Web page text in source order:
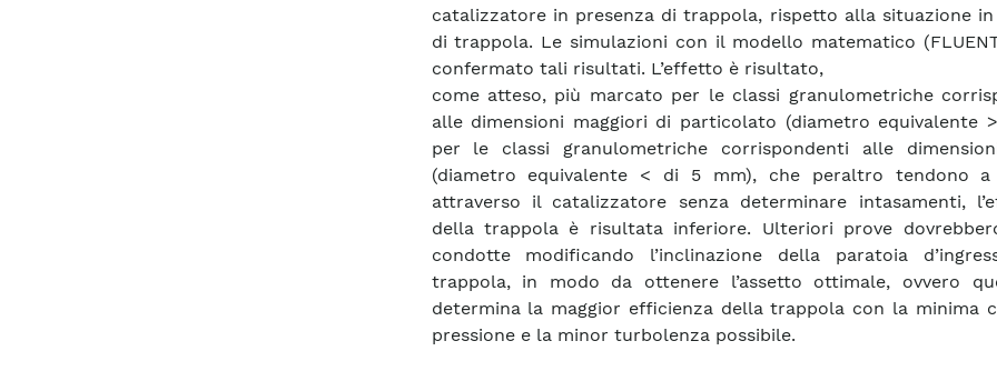
catalizzatore in presenza di trappola, rispetto alla situazione in
di trappola. Le simulazioni con il modello matematico
confermato tali risultati. L’effetto è risultato,
come atteso, più marcato per le classi granulometriche
alle dimensioni maggiori di particolato (diametro equivalente
per le classi granulometriche corrispondenti alle
(diametro equivalente < di 5 mm), che peraltro tendono a
attraverso il catalizzatore senza determinare intasamenti,
della trappola è risultata inferiore. Ulteriori prove
condotte modificando l’inclinazione della paratoia
trappola, in modo da ottenere l’assetto ottimale, ovvero
determina la maggior efficienza della trappola con la minima
pressione e la minor turbolenza possibile.